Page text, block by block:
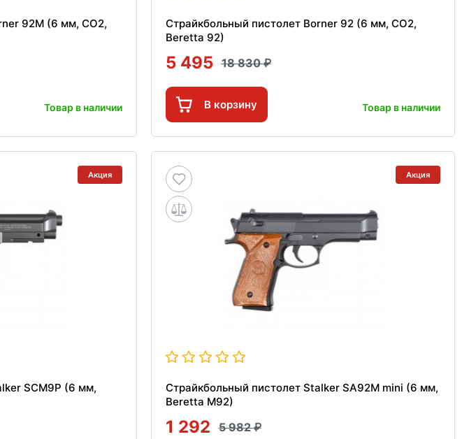
92M (6 мм, CO2,
Товар в наличии
Страйкбольный пистолет Borner 92 (6 мм, CO2,
Beretta 92)
5 495 18 830
В корзину Товар в наличии
Акция
SCM9P (6 мм,
Акция
Страйкбольный пистолет Stalker SA92M mini (6 мм,
Beretta M92)
1 292 5 982